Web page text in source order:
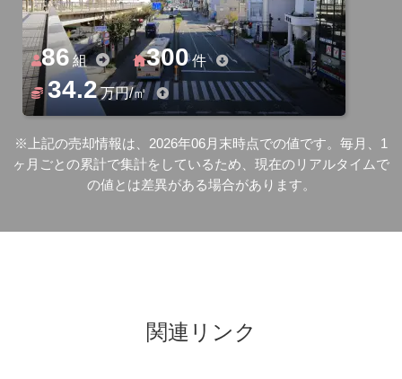
86組 300件
34.2万円/㎡
※上記の売却情報は、2026年06月末時点での値です。毎月、1
ヶ月ごとの累計で集計をしているため、現在のリアルタイムで
の値とは差異がある場合があります。
関連リンク